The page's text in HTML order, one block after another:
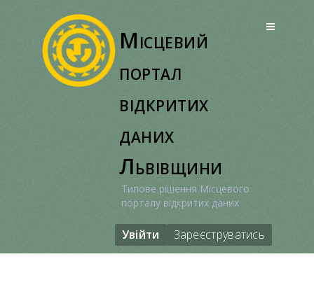
Місцевий
портал
відкритих
даних
Львівщини
Типове рішення Місцевого
порталу відкритих даних
Увійти Зареєструватись